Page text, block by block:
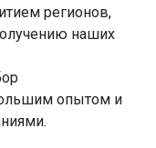
регионов,
наших
опытом и